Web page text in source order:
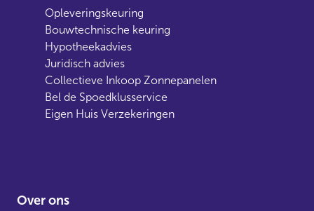
Opleveringskeuring
Bouwtechnische keuring
Hypotheekadvies
Juridisch advies
Collectieve Inkoop Zonnepanelen
Bel de Spoedklusservice
Eigen Huis Verzekeringen
Over ons